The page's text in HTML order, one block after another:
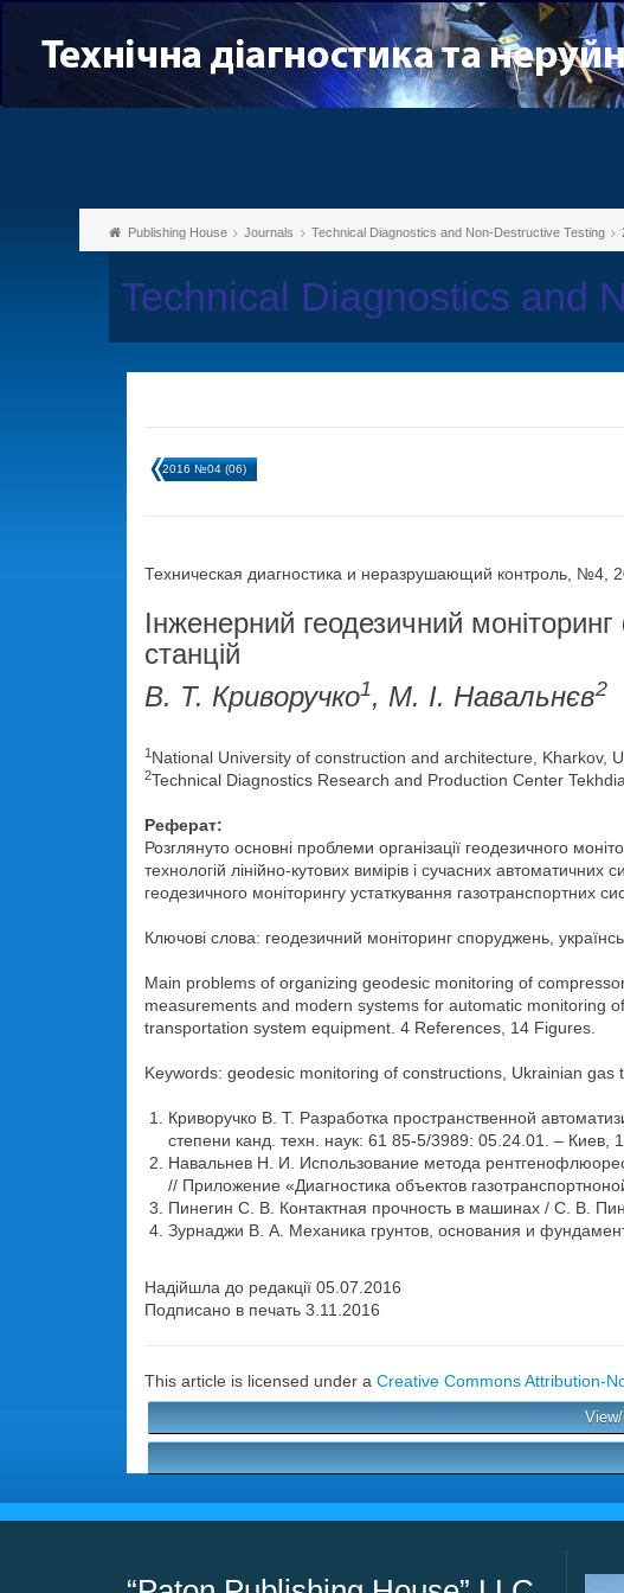
Publishing House Journals Technical Diagnostics and Non-Destructive Testing
Technical Diagnostics and
2016 №04 (06)
Техническая диагностика и неразрушающий контроль, №4,
Інженерний геодезичний
станцій
В. Т. Криворучко1, М. І. Навальнєв2
1 National University of construction and architecture, Kharkov,
2Technical Diagnostics Research and Production Center
Реферат:
Розглянуто основні проблеми організації геодезичного
технологій лінійно-кутових вимірів і сучасних
геодезичного моніторингу устаткування газотранспортних
Ключові слова: геодезичний моніторинг споруджень,
Main problems of organizing geodesic monitoring of
measurements and modern systems for automatic monitoring
transportation system equipment. 4 References, 14 Figures.
Keywords: geodesic monitoring of constructions, Ukrainian
Криворучко В. Т. Разработка пространственной
степени канд. техн. наук: 61 85-5/3989: 05.24.01. – Киев,
Навальнев Н. И. Использование метода
// Приложение «Диагностика объектов
Пинегин С. В. Контактная прочность в машинах / С. В.
Зурнаджи В. А. Механика грунтов, основания и
Надійшла до редакції 05.07.2016
Подписано в печать 3.11.2016
This article is licensed under a Creative Commons Attribution-